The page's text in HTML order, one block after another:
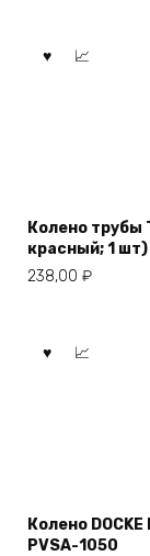
Колено трубы
красный; 1
238,00 ₽
Колено
PVSA-1050